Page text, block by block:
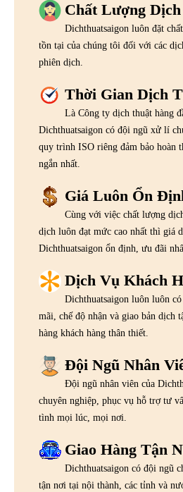
Chất Lượng
Dichthuatsaigon luôn đặt
tồn tại của chúng tôi đối với các
phiên dịch.
Thời Gian Dịch
Là Công ty dịch thuật hàng
Dichthuatsaigon có đội ngũ xử lí
quy trình ISO riêng đảm bảo hoàn
ngắn nhất.
Giá Luôn Ổn
Cùng với việc chất lượng
dịch luôn đạt mức cao nhất thì giá
Dichthuatsaigon ổn định, ưu đãi
Dịch Vụ Khách
Dichthuatsaigon luôn luôn
mãi, chế độ nhận và giao bản dịch
hàng khách hàng thân thiết.
Đội Ngũ Nhân
Đội ngũ nhân viên của
chuyên nghiệp, phục vụ hỗ trợ tư
tình mọi lúc, mọi nơi.
Giao Hàng Tận
Dichthuatsaigon có đội ngũ
tận nơi tại nội thành, các tỉnh và